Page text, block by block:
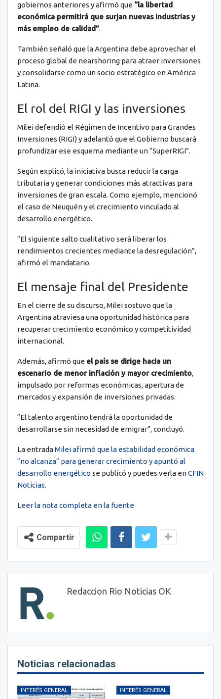
gobiernos anteriores y afirmó que “la libertad
económica permitirá que surjan nuevas industrias y
más empleo de calidad”.
También señaló que la Argentina debe aprovechar el
proceso global de nearshoring para atraer inversiones
y consolidarse como un socio estratégico en América
Latina.
El rol del RIGI y las inversiones
Milei defendió el Régimen de Incentivo para Grandes
Inversiones (RIGI) y adelantó que el Gobierno buscará
profundizar ese esquema mediante un “SuperRIGI”.
Según explicó, la iniciativa busca reducir la carga
tributaria y generar condiciones más atractivas para
inversiones de gran escala. Como ejemplo, mencionó
el caso de Neuquén y el crecimiento vinculado al
desarrollo energético.
“El siguiente salto cualitativo será liberar los
rendimientos crecientes mediante la desregulación”,
afirmó el mandatario.
El mensaje final del Presidente
En el cierre de su discurso, Milei sostuvo que la
Argentina atraviesa una oportunidad histórica para
recuperar crecimiento económico y competitividad
internacional.
Además, afirmó que el país se dirige hacia un
escenario de menor inflación y mayor crecimiento,
impulsado por reformas económicas, apertura de
mercados y expansión de inversiones privadas.
“El talento argentino tendrá la oportunidad de
desarrollarse sin necesidad de emigrar”, concluyó.
La entradaMilei afirmó que la estabilidad económica
“no alcanza” para generar crecimiento y apuntó al
desarrollo energético se publicó y puedes verla enCFIN
Noticias.
Leer la nota completa en la fuente
Compartir
Redaccion Rio Noticias OK
Noticias relacionadas
INTERÉS GENERAL INTERÉS GENERAL